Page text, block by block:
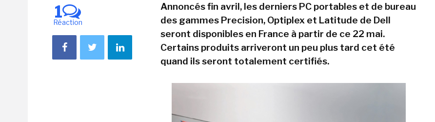
1
Réaction
Annoncés fin avril, les derniers PC portables et de bureau
des gammes Precision, Optiplex et Latitude de Dell
seront disponibles en France à partir de ce 22 mai.
Certains produits arriveront un peu plus tard cet été
quand ils seront totalement certifiés.